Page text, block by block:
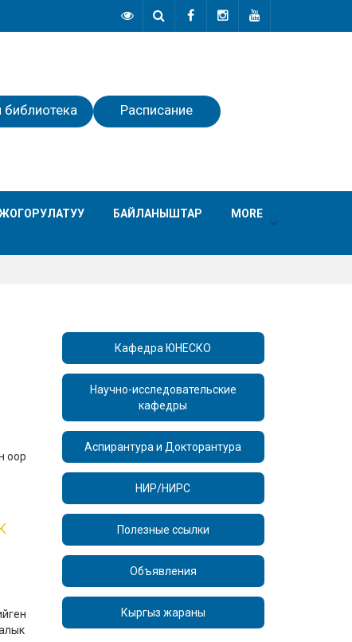
библиотека Расписание
БАЙЛАНЫШТАР MORE
оор
Кафедра ЮНЕСКО
Научно-исследовательские
кафедры
Аспирантура и Докторантура
НИР/НИРС
Полезные ссылки
Объявления
Кыргыз жараны